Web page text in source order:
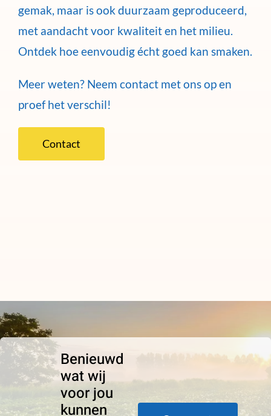
gemak, maar is ook duurzaam geproduceerd,
met aandacht voor kwaliteit en het milieu.
Ontdek hoe eenvoudig écht goed kan smaken.
Meer weten? Neem contact met ons op en
proef het verschil!
Contact
Benieuwd
wat wij
voor jou
kunnen